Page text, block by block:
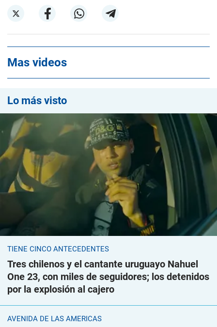
Mas videos
Lo más visto
TIENE CINCO ANTECEDENTES
Tres chilenos y el cantante uruguayo Nahuel
One 23, con miles de seguidores; los detenidos
por la explosión al cajero
AVENIDA DE LAS AMÉRICAS